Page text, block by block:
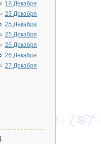
18 Декабря
23 Декабря
25 Декабря
25 Декабря
26 Декабря
26 Декабря
27 Декабря